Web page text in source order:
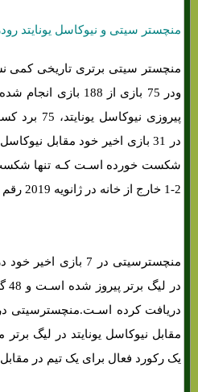
منچستر سیتی و نیوکاسل یونایتد
منچستر سیتی برتری تاریخی کمی
پیروزی
در 31 بازی اخیر خود مقابل
شکست خورده اسـت کـه تنها شکست
2-1 خارج از خانه در ژانویه 2019 رقم خورد.
منچسترسیتی در 7 بازی
مقابل نیوکاسل یونایتد در لیگ
یک رکورد فعال برای یک تیم در